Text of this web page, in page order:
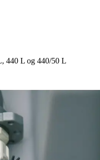
440 L og 440/50 L